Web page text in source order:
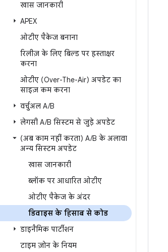
खास जानकारी
APEX
ओटीए पैकेज बनाना
रिलीज़ के लिए बिल्ड पर हस्ताक्षर
करना
ओटीए (Over-The-Air) अपडेट का
साइज़ कम करना
वर्चुअल A/B
लेगसी A/B सिस्टम से जुड़े अपडेट
(अब काम नहीं करता) A/B के अलावा
अन्य सिस्टम अपडेट
खास जानकारी
ब्लॉक पर आधारित ओटीए
ओटीए पैकेज के अंदर
डिवाइस के हिसाब से कोड
डाइनैमिक पार्टीशन
टाइम ज़ोन के नियम